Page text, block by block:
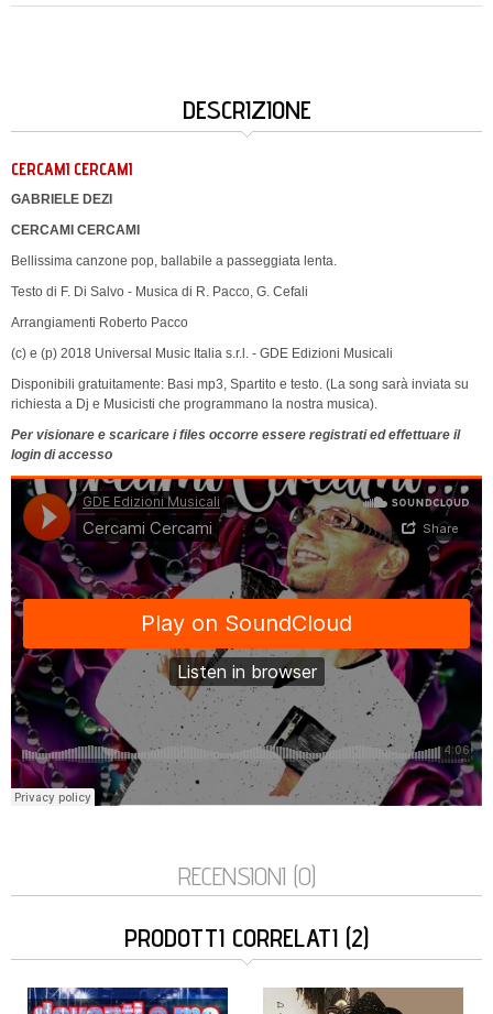
DESCRIZIONE
CERCAMI CERCAMI
GABRIELE DEZI
CERCAMI CERCAMI
Bellissima canzone pop, ballabile a passeggiata lenta.
Testo di F. Di Salvo - Musica di R. Pacco, G. Cefali
Arrangiamenti Roberto Pacco
(c) e (p) 2018 Universal Music Italia s.r.l. - GDE Edizioni Musicali
Disponibili gratuitamente: Basi mp3, Spartito e testo. (La song sarà inviata su
richiesta a Dj e Musicisti che programmano la nostra musica).
Per visionare e scaricare i files occorre essere registrati ed effettuare il
login di accesso
RECENSIONI (0)
PRODOTTI CORRELATI (2)